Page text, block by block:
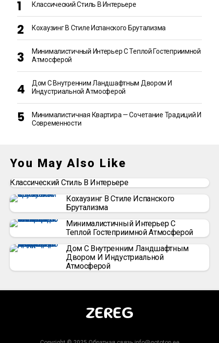
Классический Стиль В Интерьере
Кохаузинг В Стиле Испанского Брутализма
Минималистичный Интерьер С Теплой Гостеприимной
Атмосферой
Дом С Внутренним Ландшафтным Двором И
Индустриальной Атмосферой
Минималистичная Квартира — Сочетание Традиций И
Современности
You May Also Like
Классический Стиль В Интерьере
Кохаузинг В Стиле Испанского
Брутализма
Минималистичный Интерьер С
Теплой Гостеприимной Атмосферой
Дом С Внутренним Ландшафтным
Двором И Индустриальной
Атмосферой
ZEREG